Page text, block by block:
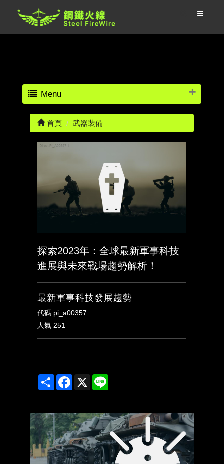
Menu
首頁 武器裝備
探索2023年：全球最新軍事科技
進展與未來戰場趨勢解析！
最新軍事科技發展趨勢
代碼 pi_a00357
人氣 251
Share Facebook
X